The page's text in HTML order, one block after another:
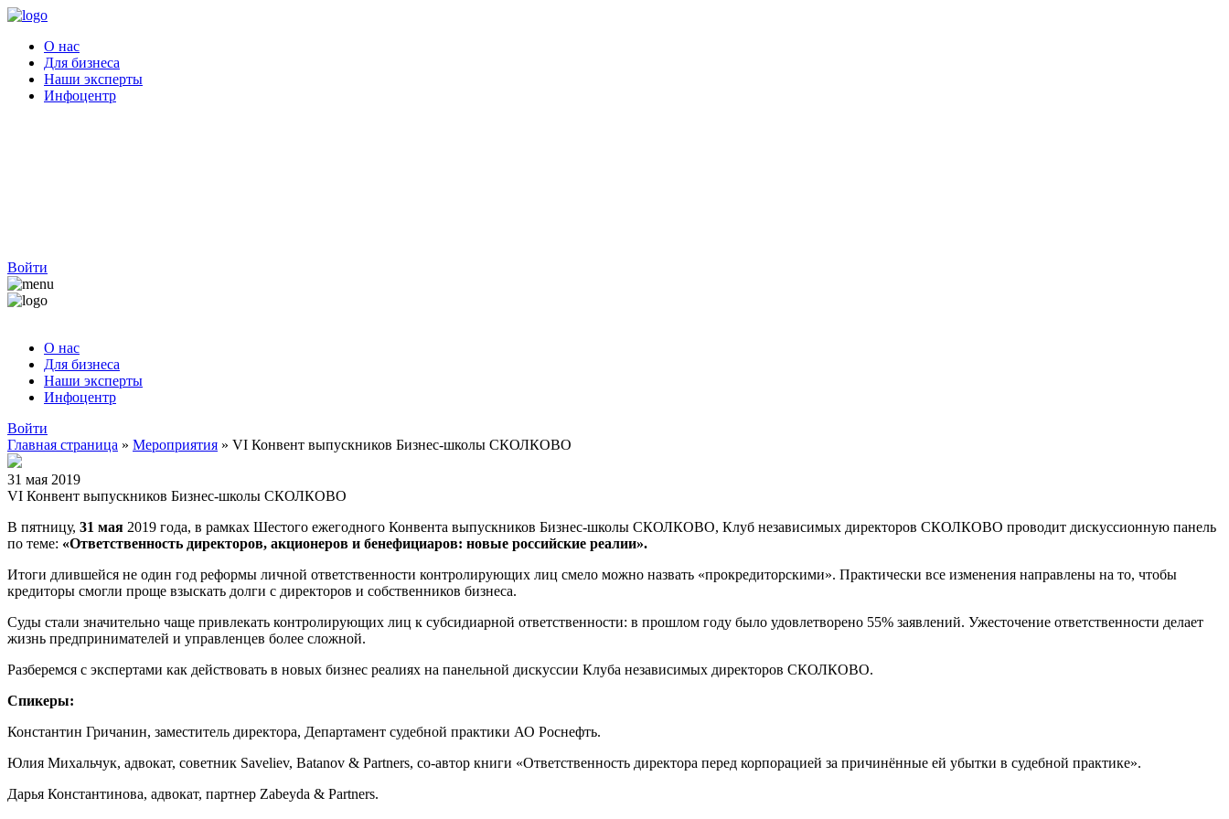
О нас
Для бизнеса
Наши эксперты
Инфоцентр
Войти
О нас
Для бизнеса
Наши эксперты
Инфоцентр
Войти
Главная страница » Мероприятия » VI Конвент выпускников Бизнес-школы СКОЛКОВО
31 мая 2019
VI Конвент выпускников Бизнес-школы СКОЛКОВО
В пятницу, 31 мая 2019 года, в рамках Шестого ежегодного Конвента выпускников Бизнес-школы СКОЛКОВО, Клуб независимых директоров СКОЛКОВО проводит дискуссионную панель
по теме: «Ответственность директоров, акционеров и бенефициаров: новые российские реалии».
Итоги длившейся не один год реформы личной ответственности контролирующих лиц смело можно назвать «прокредиторскими». Практически все изменения направлены на то, чтобы
кредиторы смогли проще взыскать долги с директоров и собственников бизнеса.
Суды стали значительно чаще привлекать контролирующих лиц к субсидиарной ответственности: в прошлом году было удовлетворено 55% заявлений. Ужесточение ответственности делает
жизнь предпринимателей и управленцев более сложной.
Разберемся с экспертами как действовать в новых бизнес реалиях на панельной дискуссии Клуба независимых директоров СКОЛКОВО.
Спикеры:
Константин Гричанин, заместитель директора, Департамент судебной практики АО Роснефть.
Юлия Михальчук, адвокат, советник Saveliev, Batanov & Partners, со-автор книги «Ответственность директора перед корпорацией за причинённые ей убытки в судебной практике».
Дарья Константинова, адвокат, партнер Zabeyda & Partners.